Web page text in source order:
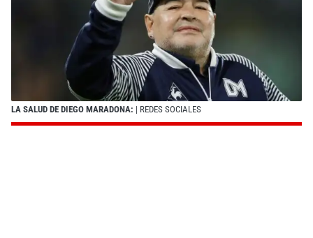
LA SALUD DE DIEGO MARADONA: | REDES SOCIALES